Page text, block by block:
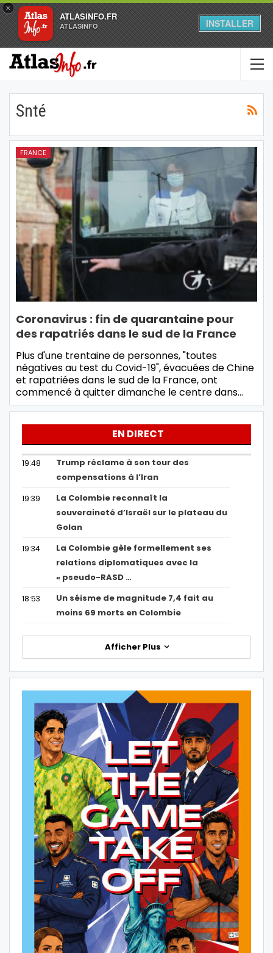
×
ATLASINFO.FR
ATLASINFO INSTALLER
Snté
FRANCE
Coronavirus : fin de quarantaine pour
des rapatriés dans le sud de la France
Plus d'une trentaine de personnes, "toutes
négatives au test du Covid-19", évacuées de Chine
et rapatriées dans le sud de la France, ont
commencé à quitter dimanche le centre dans…
EN DIRECT
19:48
Trump réclame à son tour des
compensations à l’Iran
19:39
La Colombie reconnaît la
souveraineté d’Israël sur le plateau du
Golan
19:34
La Colombie gèle formellement ses
relations diplomatiques avec la
« pseudo-RASD …
18:53
Un séisme de magnitude 7,4 fait au
moins 69 morts en Colombie
Afficher Plus